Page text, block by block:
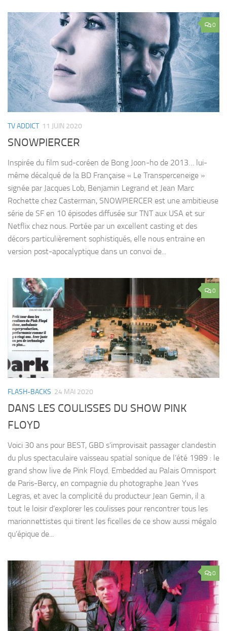
0
TV ADDICT 11 JUIN 2020
SNOWPIERCER
Inspirée du film sud-coréen de Bong Joon-ho de 2013… lui-
même décalqué de la BD Française « Le Transperceneige »
signée par Jacques Lob, Benjamin Legrand et Jean Marc
Rochette chez Casterman, SNOWPIERCER est une ambitieuse
série de SF en 10 épisodes diffusée sur TNT aux USA et sur
Netflix chez nous. Portée par un excellent casting et des
décors particulièrement sophistiqués, elle nous entraine en
version post-apocalyptique dans un convoi de...
0
FLASH-BACKS 24 MAI 2020
DANS LES COULISSES DU SHOW PINK
FLOYD
Voici 30 ans pour BEST, GBD s’improvisait passager clandestin
du plus spectaculaire vaisseau spatial sonique de l’été 1989 : le
grand show live de Pink Floyd. Embedded au Palais Omnisport
de Paris-Bercy, en compagnie du photographe Jean Yves
Legras, et avec la complicité du producteur Jean Gemin, il a
tout le loisir d’explorer les coulisses pour rencontrer tous les
marionnettistes qui tirent les ficelles de ce show aussi mégalo
qu’épique de...
0